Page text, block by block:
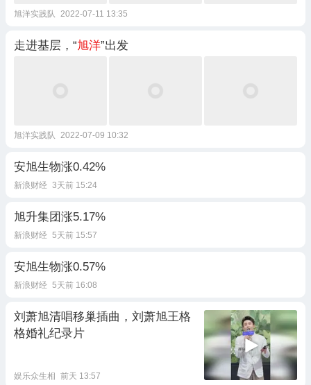
旭洋实践队 2022-07-11 13:35
走进基层，“旭洋”出发
旭洋实践队 2022-07-09 10:32
安旭生物涨0.42%
新浪财经 3天前 15:24
旭升集团涨5.17%
新浪财经 5天前 15:57
安旭生物涨0.57%
新浪财经 5天前 16:08
刘萧旭清唱移巢插曲，刘萧旭王格
格婚礼纪录片
娱乐众生相 前天 13:57